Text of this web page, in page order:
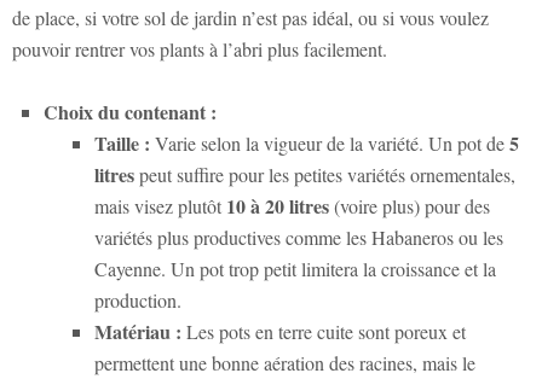
de place, si votre sol de jardin n’est pas idéal, ou si vous voulez
pouvoir rentrer vos plants à l’abri plus facilement.
Choix du contenant :
Taille : Varie selon la vigueur de la variété. Un pot de5
litrespeut suffire pour les petites variétés ornementales,
mais visez plutôt 10 à 20 litres(voire plus) pour des
variétés plus productives comme les Habaneros ou les
Cayenne. Un pot trop petit limitera la croissance et la
production.
Matériau : Les pots en terre cuite sont poreux et
permettent une bonne aération des racines, mais le